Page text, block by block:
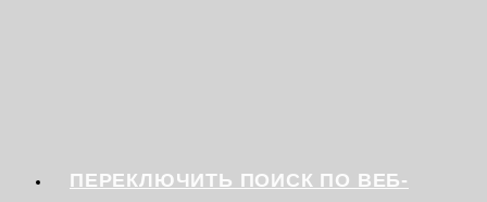
ПЕРЕКЛЮЧИТЬ ПОИСК ПО ВЕБ-